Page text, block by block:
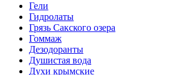
Гели
Гидролаты
Грязь Сакского озера
Гоммаж
Дезодоранты
Душистая вода
Духи крымские